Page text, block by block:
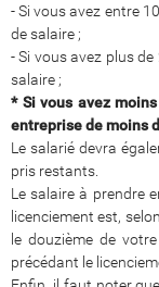
- Si vous avez entre
de salaire ;
- Si vous avez plus
salaire ;
* Si vous avez
entreprise de moins
Le salarié devra
pris restants.
Le salaire à prendre
licenciement est,
le douzième de
précédant le